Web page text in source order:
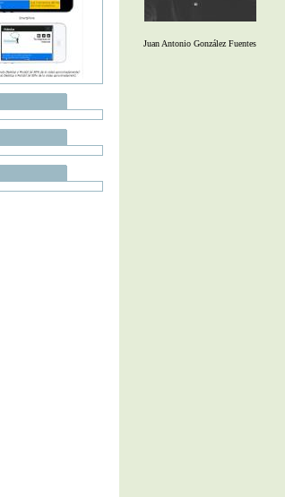
Juan Antonio González Fuentes